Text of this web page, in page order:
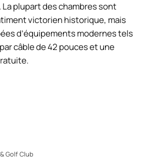
plupart des chambres sont
victorien historique, mais
d’équipements modernes tels
câble de 42 pouces et une
Golf Club